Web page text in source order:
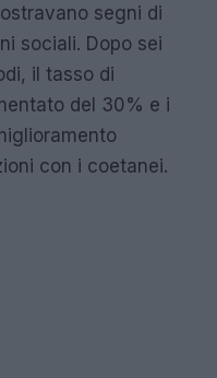
segni di
sociali. Dopo sei
il tasso di
del 30% e i
con i coetanei.